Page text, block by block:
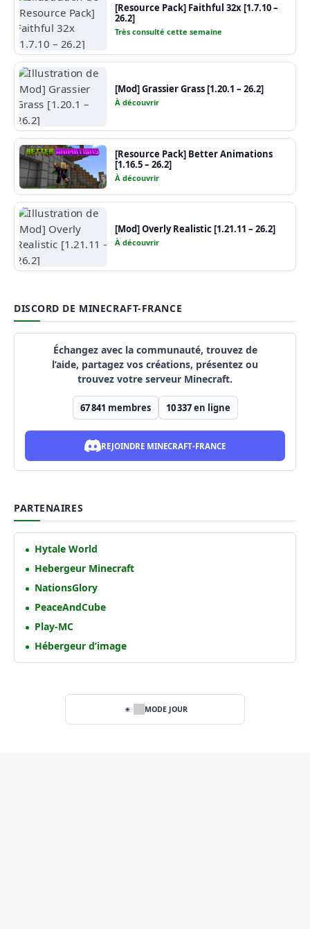
[Resource Pack] Faithful 32x [1.7.10 –
26.2]
Très consulté cette semaine
[Mod] Grassier Grass [1.20.1 – 26.2]
À découvrir
[Resource Pack] Better Animations
[1.16.5 – 26.2]
À découvrir
[Mod] Overly Realistic [1.21.11 – 26.2]
À découvrir
DISCORD DE MINECRAFT-FRANCE
Échangez avec la communauté, trouvez de
l’aide, partagez vos créations, présentez ou
trouvez votre serveur Minecraft.
67 841 membres 10 337en ligne
REJOINDRE MINECRAFT-FRANCE
PARTENAIRES
Hytale World
Hebergeur Minecraft
NationsGlory
PeaceAndCube
Play-MC
Hébergeur d’image
MODE JOUR